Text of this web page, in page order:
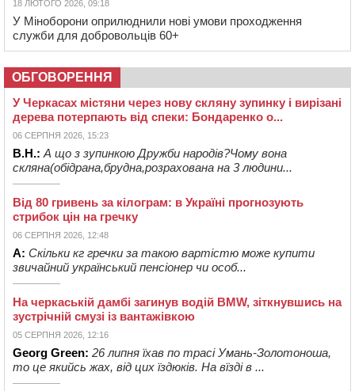
18 ЛЮТОГО 2026, 09:18
У Міноборони оприлюднили нові умови проходження
служби для добровольців 60+
ОБГОВОРЕННЯ
У Черкасах містяни через нову скляну зупинку і вирізані
дерева потерпають від спеки: Бондаренко о...
06 СЕРПНЯ 2026, 15:23
В.Н.: А що з зупинкою Дружби народів?Чому вона
скляна(обідрана,брудна,розрахована на 3 людини...
Від 80 гривень за кілограм: в Україні прогнозують
стрибок цін на гречку
06 СЕРПНЯ 2026, 12:48
А: Скільки кг гречки за такою вартістю може купити
звичайний український пенсіонер чи особ...
На черкаській дамбі загинув водій BMW, зіткнувшись на
зустрічній смузі із вантажівкою
05 СЕРПНЯ 2026, 12:16
Georg Green: 26 липня їхав по трасі Умань-Золотоноша,
то це якийсь жах, від цих їздюків. На вїзді в ...